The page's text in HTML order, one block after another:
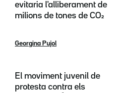
evitaria l'alliberament de
milions de tones de CO₂
Georgina Pujol
El moviment juvenil de
protesta contra els